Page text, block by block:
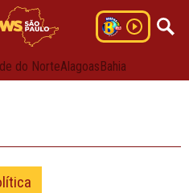
do NorteAlagoasBahia